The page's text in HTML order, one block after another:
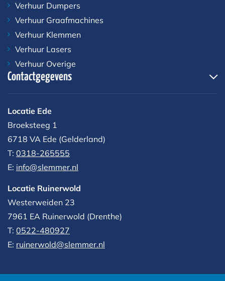
Verhuur Dumpers
Verhuur Graafmachines
Verhuur Klemmen
Verhuur Lasers
Verhuur Overige
Contactgegevens
Locatie Ede
Broeksteeg 1
6718 VA Ede (Gelderland)
T: 0318-265555
E: info@slemmer.nl
Locatie Ruinerwold
Westerweiden 23
7961 EA Ruinerwold (Drenthe)
T: 0522-480927‬
E: ruinerwold@slemmer.nl